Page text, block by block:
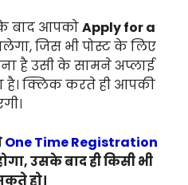
बाद आपकोApply for a
जिस भी पोस्ट के लिए
है उसी के सामने अप्लाई
है। क्लिक करते ही आपकी
One Time Registration
उसके बाद ही किसी भी
हो।